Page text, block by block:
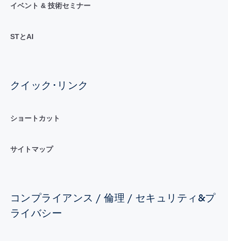
イベント & 技術セミナー
STとAI
クイック･リンク
ショートカット
サイトマップ
コンプライアンス / 倫理 / セキュリティ&プ
ライバシー